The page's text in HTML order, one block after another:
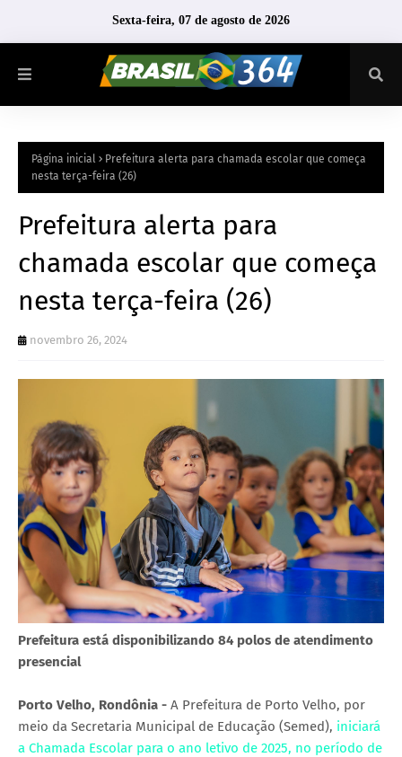
Sexta-feira, 07 de agosto de 2026
Página inicial
Prefeitura alerta para chamada escolar que começa
nesta terça-feira (26)
Prefeitura alerta para
chamada escolar que começa
nesta terça-feira (26)
novembro 26, 2024
Prefeitura está disponibilizando 84 polos de atendimento
presencial
Porto Velho, Rondônia - A Prefeitura de Porto Velho, por
meio da Secretaria Municipal de Educação (Semed), iniciará
a Chamada Escolar para o ano letivo de 2025, no período de